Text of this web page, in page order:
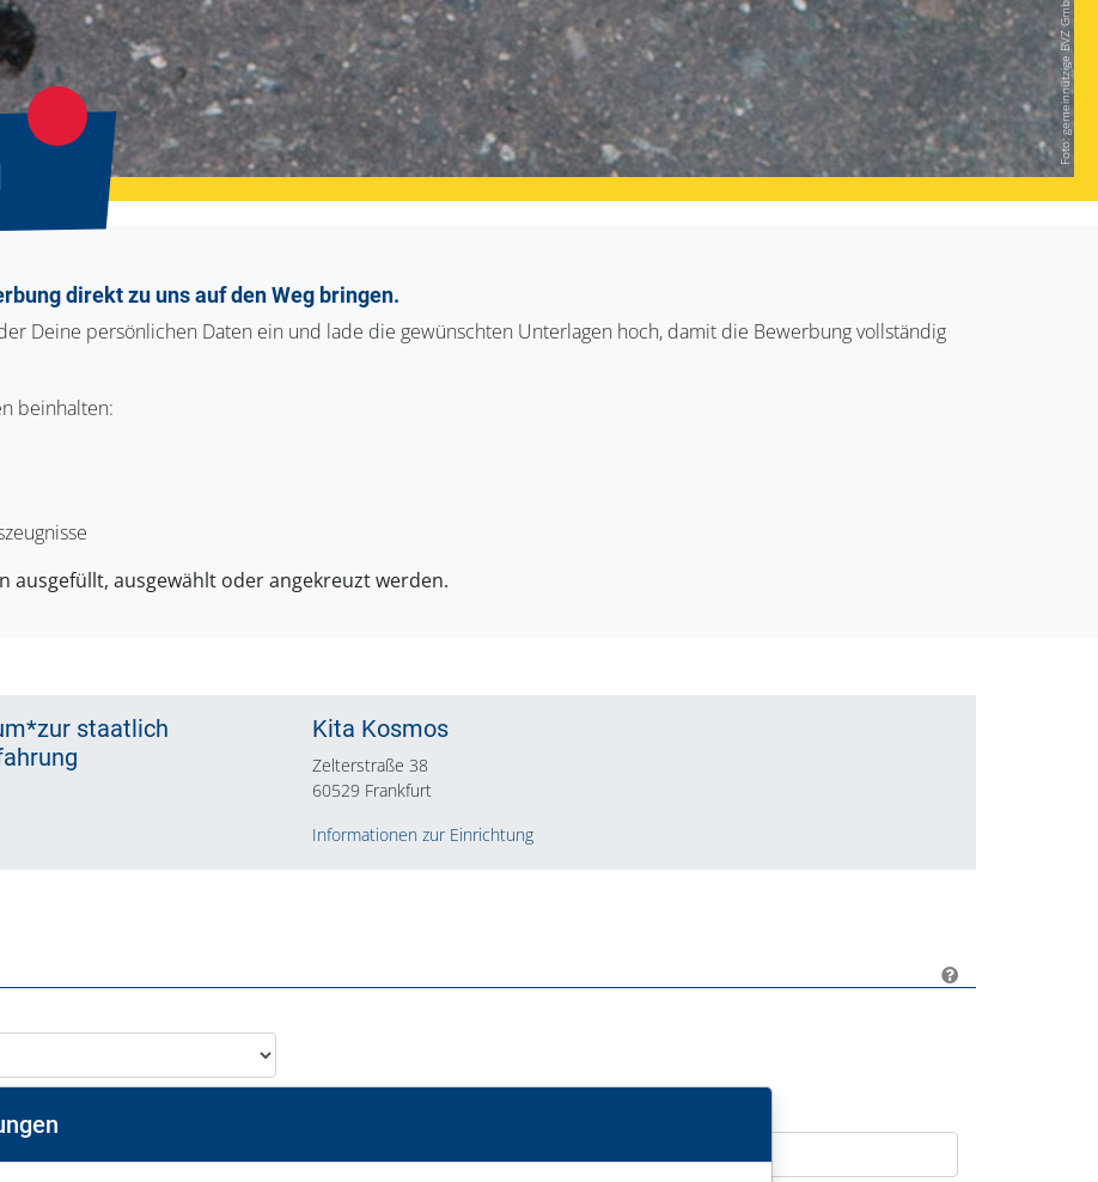
Foto: gemeinnützige BVZ GmbH
direkt zu uns auf den Weg bringen.
Deine persönlichen Daten ein und lade die gewünschten Unterlagen hoch, damit die Bewerbung vollständig
beinhalten:
ausgefüllt, ausgewählt oder angekreuzt werden.
staatlich
Kita Kosmos
Zelterstraße 38
60529 Frankfurt
Informationen zur Einrichtung